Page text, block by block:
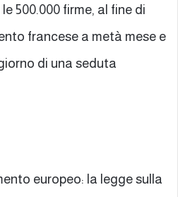
500.000 firme, al fine di
francese a metà mese e
di una seduta
europeo: la legge sulla